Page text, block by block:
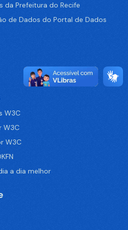
da Prefeitura do Recife
de Dados do Portal de Dados
W3C
W3C
W3C
a dia melhor